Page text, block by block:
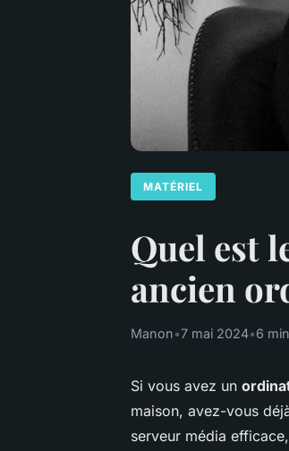
MATÉRIEL
Quel est
ancien
Manon•7 mai 2024•6
Si vous avez un
maison, avez-vous
serveur média